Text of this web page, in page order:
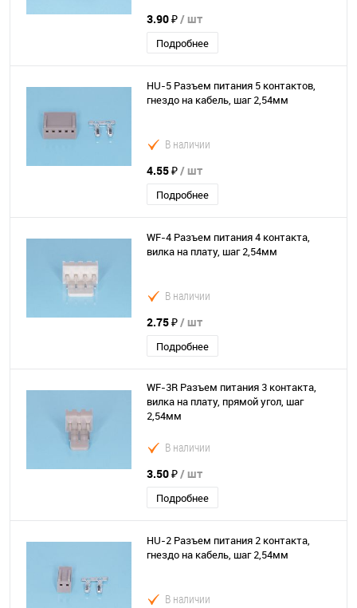
3.90 ₽/ шт
Подробнее
HU-5 Разъем питания 5 контактов,
гнездо на кабель, шаг 2,54мм
В наличии
4.55 ₽/ шт
Подробнее
WF-4 Разъем питания 4 контакта,
вилка на плату, шаг 2,54мм
В наличии
2.75 ₽/ шт
Подробнее
WF-3R Разъем питания 3 контакта,
вилка на плату, прямой угол, шаг
2,54мм
В наличии
3.50 ₽/ шт
Подробнее
HU-2 Разъем питания 2 контакта,
гнездо на кабель, шаг 2,54мм
В наличии